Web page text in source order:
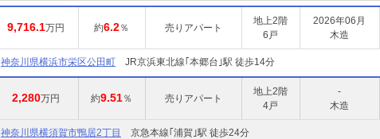
9,716.1万円 約6.2％ 売りアパート
地上2階
6戸
2026年06月
木造
神奈川県横浜市栄区公田町 JR京浜東北線｢本郷台｣駅 徒歩14分
2,280万円 約9.51％ 売りアパート
地上2階
4戸
-
木造
神奈川県横須賀市鴨居2丁目 京急本線｢浦賀｣駅 徒歩24分